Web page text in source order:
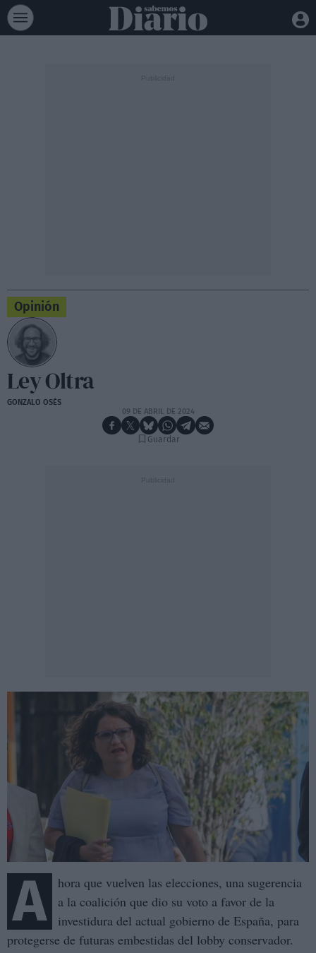
Opinión
Ley Oltra
GONZALO OSÉS
09 DE ABRIL DE 2024
Guardar
A
hora que vuelven las elecciones, una sugerencia
a la coalición que dio su voto a favor de la
investidura del actual gobierno de España, para
protegerse de futuras embestidas del lobby conservador.